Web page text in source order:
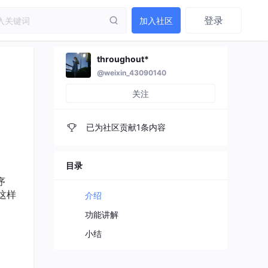
加入社区 登录
样
throughout*
@weixin_43090140
关注
已为社区贡献1条内容
目录
介绍
功能讲解
小结